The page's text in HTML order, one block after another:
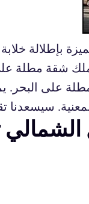
بإطلالة
شقة مطلة
على البحر.